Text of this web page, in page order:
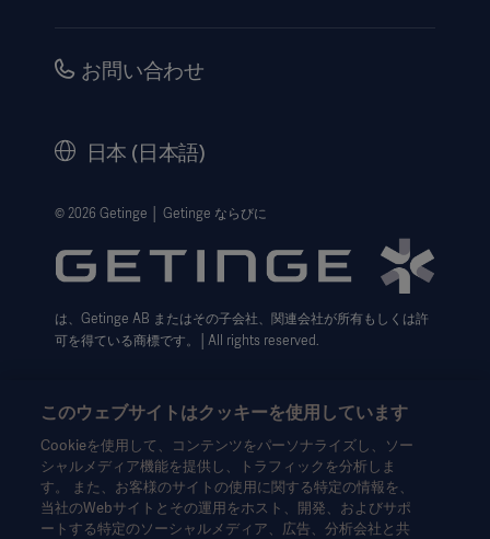
販売代理店向け情報
キャリア
ウェブサイト個人情報保護方針
利用規約
Cookie設定センター
データサブジェクト・リクエスト（英語）
お問い合わせ
日本 (日本語)
© 2026 Getinge │ Getinge ならびに
は、Getinge AB またはその子会社、関連会社が所有もしくは許
可を得ている商標です。│All rights reserved.
本情報は、専門家を対象とした情報提供のみを目的としているた
め、取扱説明書、サービスマニュアルまたは医療アドバイスの代
わりとして用いることはできません。ゲティンゲは、この資料に
このウェブサイトはクッキーを使用しています
Cookieを使用して、コンテンツをパーソナライズし、ソー
シャルメディア機能を提供し、トラフィックを分析しま
す。 また、お客様のサイトの使用に関する特定の情報を、
当社のWebサイトとその運用をホスト、開発、およびサポ
ートする特定のソーシャルメディア、広告、分析会社と共